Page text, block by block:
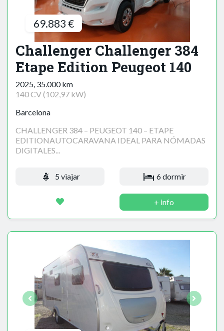
69.883 €
Challenger Challenger 384
Etape Edition Peugeot 140
2025, 35.000 km
140 CV (102,97 kW)
Barcelona
CHALLENGER 384 – PEUGEOT 140 – ETAPE
EDITIONAUTOCARAVANA IDEAL PARA NÓMADAS
DIGITALES...
5 viajar 6 dormir
+ info